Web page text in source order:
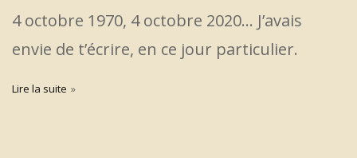
4 octobre 1970, 4 octobre 2020… J’avais
envie de t’écrire, en ce jour particulier.
Lire la suite